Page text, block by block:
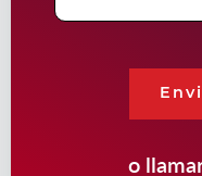
o